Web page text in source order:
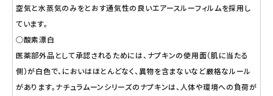
空気と水蒸気のみをとおす通気性の良いエアースルーフィルムを採用し
ています。
○酸素漂白
医薬部外品として承認されるためには、ナプキンの使用面（肌に当たる
側）が白色で、においはほとんどなく、異物を含まないなど厳格なルール
があります。ナチュラムーンシリーズのナプキンは、人体や環境への負荷が